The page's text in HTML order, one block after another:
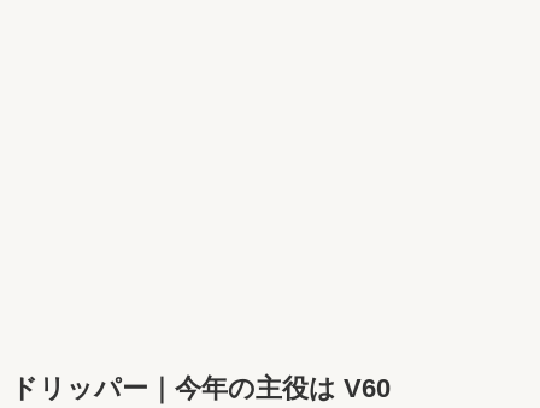
ドリッパー｜今年の主役は V60